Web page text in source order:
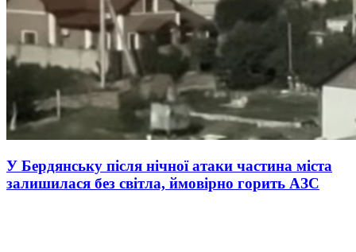
У Бердянську після нічної атаки частина міста
залишилася без світла, ймовірно горить АЗС